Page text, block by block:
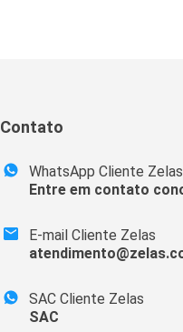
Contato
WhatsApp Cliente Zelas
Entre em contato
E-mail Cliente Zelas
SAC Cliente Zelas
SAC